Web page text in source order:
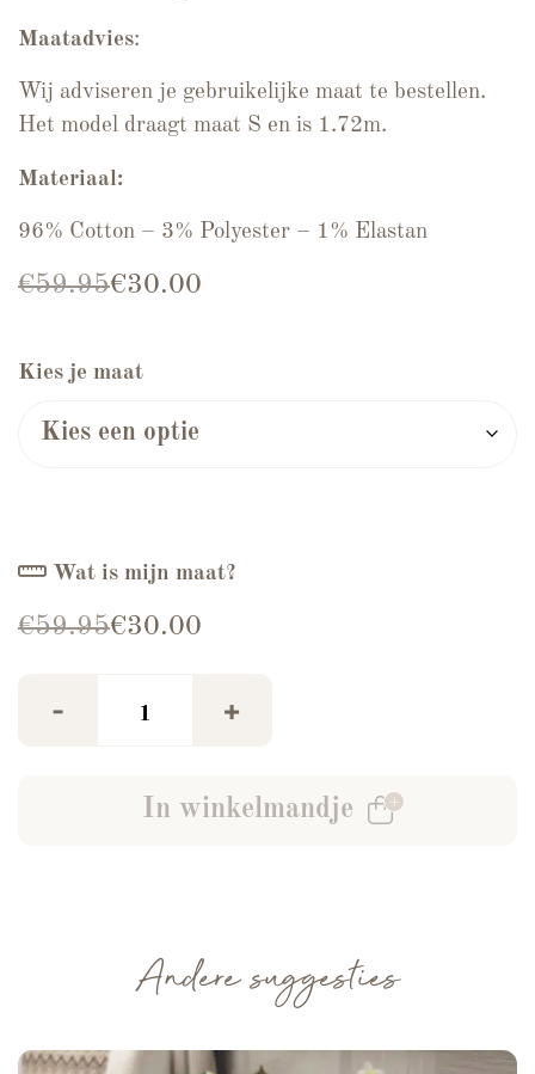
Maatadvies:
Wij adviseren je gebruikelijke maat te bestellen.
Het model draagt maat S en is 1.72m.
Materiaal:
96% Cotton – 3% Polyester – 1% Elastan
€59.95
Oorspronkelijke prijs was: €59.95.
€30.00
Huidige prijs is: €30.00.
Kies je maat
Wat is mijn maat?
€59.95
Oorspronkelijke prijs was: €59.95.
€30.00
Huidige prijs is: €30.00.
- +
In winkelmandje
Andere suggesties